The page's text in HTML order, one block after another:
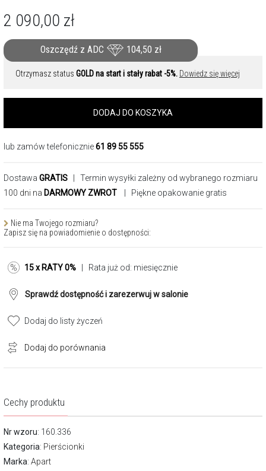
2 090,00 zł
Oszczędź z ADC 104,50 zł
Otrzymasz status GOLD na start i stały rabat -5%. Dowiedz się więcej
DODAJ DO KOSZYKA
lub zamów telefonicznie61 89 55 555
Dostawa GRATIS | Termin wysyłki zależny od wybranego rozmiaru
100 dni na DARMOWY ZWROT | Piękne opakowanie gratis
Nie ma Twojego rozmiaru?
Zapisz się na powiadomienie o dostępności:
15 x RATY 0% | Rata już od: miesięcznie
Sprawdź dostępność i zarezerwuj w salonie
Dodaj do listy życzeń
Dodaj do porównania
Cechy produktu
Nr wzoru: 160.336
Kategoria: Pierścionki
Marka: Apart